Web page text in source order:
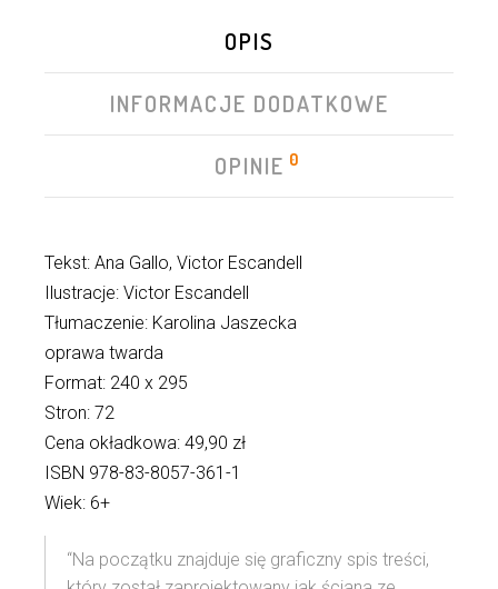
OPIS
INFORMACJE DODATKOWE
OPINIE 0
Tekst: Ana Gallo, Victor Escandell
Ilustracje: Victor Escandell
Tłumaczenie: Karolina Jaszecka
oprawa twarda
Format: 240 x 295
Stron: 72
Cena okładkowa: 49,90 zł
ISBN 978-83-8057-361-1
Wiek: 6+
“Na początku znajduje się graficzny spis treści,